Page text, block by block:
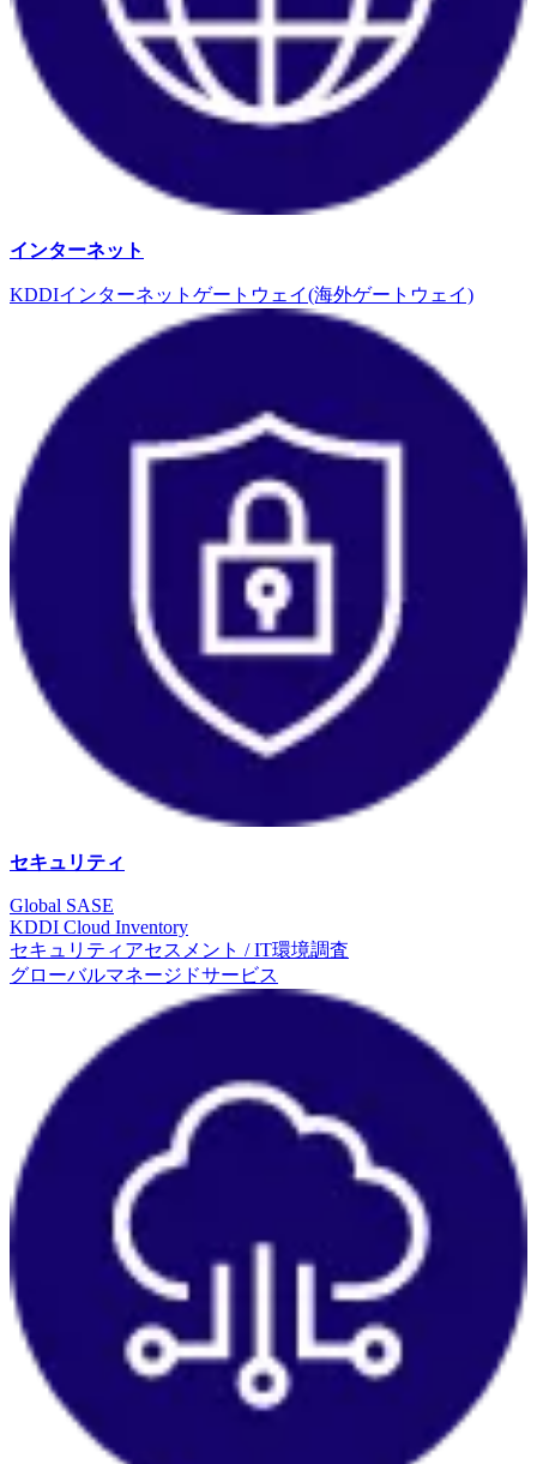
インターネット
KDDIインターネットゲートウェイ(海外ゲートウェイ)
セキュリティ
Global SASE
KDDI Cloud Inventory
セキュリティアセスメント / IT環境調査
グローバルマネージドサービス